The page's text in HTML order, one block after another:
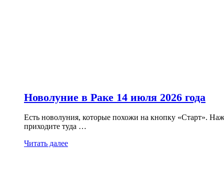
Новолуние в Раке 14 июля 2026 года
Есть новолуния, которые похожи на кнопку «Старт».
приходите туда …
Читать далее